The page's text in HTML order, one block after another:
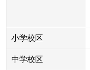
小学校区
中学校区